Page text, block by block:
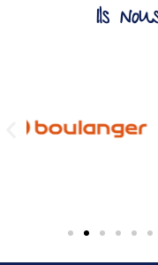
Ils